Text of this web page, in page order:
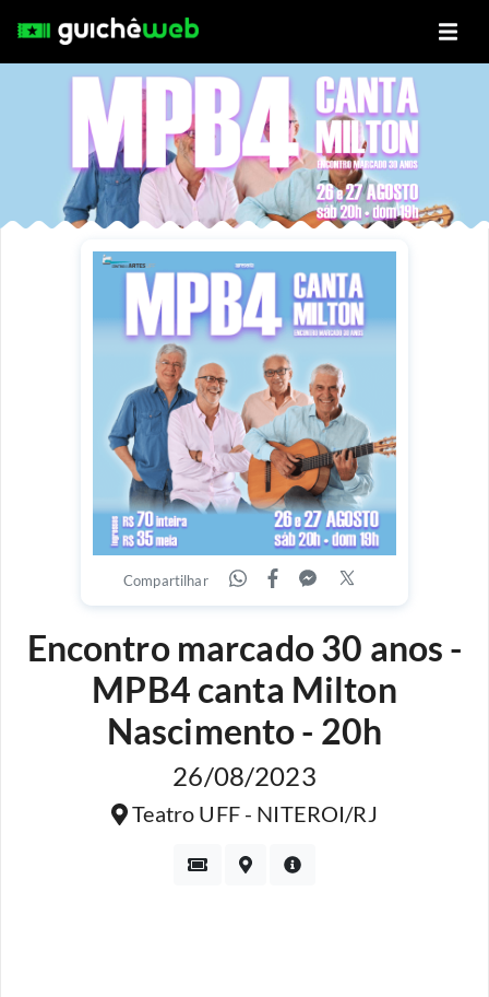
Compartilhar
Encontro marcado 30 anos -
MPB4 canta Milton
Nascimento - 20h
26/08/2023
Teatro UFF - NITEROI/RJ